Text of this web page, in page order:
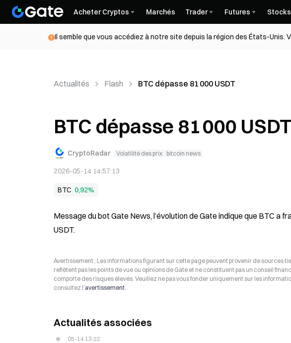
Acheter Cryptos Marchés Trader Futures Stocks
Il semble que vous accédiez à notre site depuis la région des États-
Actualités Flash BTC dépasse 81 000 USDT
BTC dépasse 81 000 USDT
CryptoRadar Volatilité des prix bitcoin news
2026-05-14 14:57:13
BTC 0,92%
Message du bot Gate News, l’évolution de Gate indique que BTC a
USDT.
Avertissement : Les informations figurant sur cette page peuvent provenir de sources
reflètent pas les points de vue ou opinions de Gate et ne constituent pas un conseil
comporte des risques élevés. Veuillez ne pas vous fonder uniquement sur les
consultez l’avertissement.
Actualités associées
05-14 13:22